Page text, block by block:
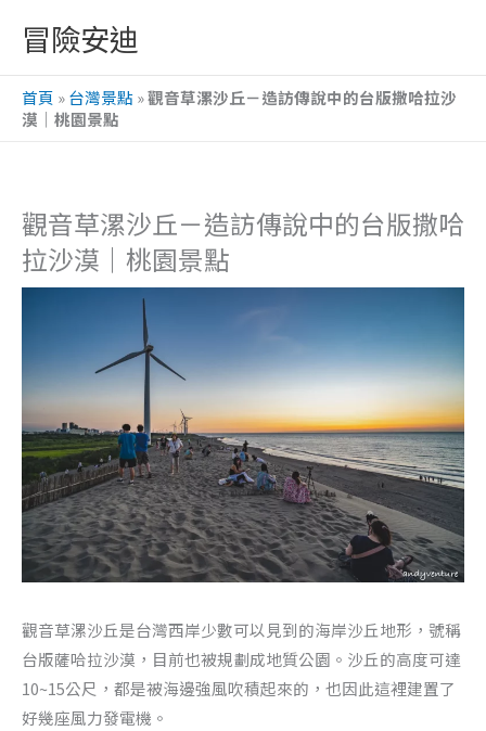
主
冒險安迪
首頁 »台灣景點»觀音草漯沙丘－造訪傳說中的台版撒哈拉沙
漠｜桃園景點
觀音草漯沙丘－造訪傳說中的台版撒哈
拉沙漠｜桃園景點
觀音草漯沙丘是台灣西岸少數可以見到的海岸沙丘地形，號稱
台版薩哈拉沙漠，目前也被規劃成地質公園。沙丘的高度可達
10~15公尺，都是被海邊強風吹積起來的，也因此這裡建置了
好幾座風力發電機。